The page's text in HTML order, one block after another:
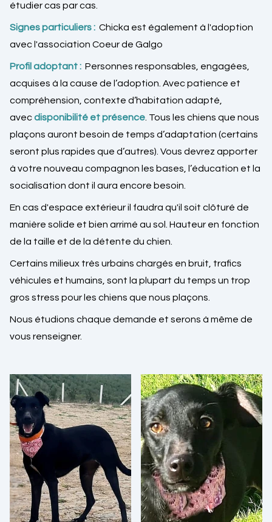
étudier cas par cas.
Signes particuliers : Chicka est également à l'adoption
avec l'association Coeur de Galgo
Profil adoptant : Personnes responsables, engagées,
acquises à la cause de l’adoption. Avec patience et
compréhension, contexte d’habitation adapté,
avecdisponibilité et présence . Tous les chiens que nous
plaçons auront besoin de temps d’adaptation (certains
seront plus rapides que d’autres). Vous devrez apporter
à votre nouveau compagnon les bases, l’éducation et la
socialisation dont il aura encore besoin.
En cas d'espace extérieur il faudra qu'il soit clôturé de
manière solide et bien arrimé au sol. Hauteur en fonction
de la taille et de la détente du chien.
Certains milieux très urbains chargés en bruit, trafics
véhicules et humains, sont la plupart du temps un trop
gros stress pour les chiens que nous plaçons.
Nous étudions chaque demande et serons à même de
vous renseigner.